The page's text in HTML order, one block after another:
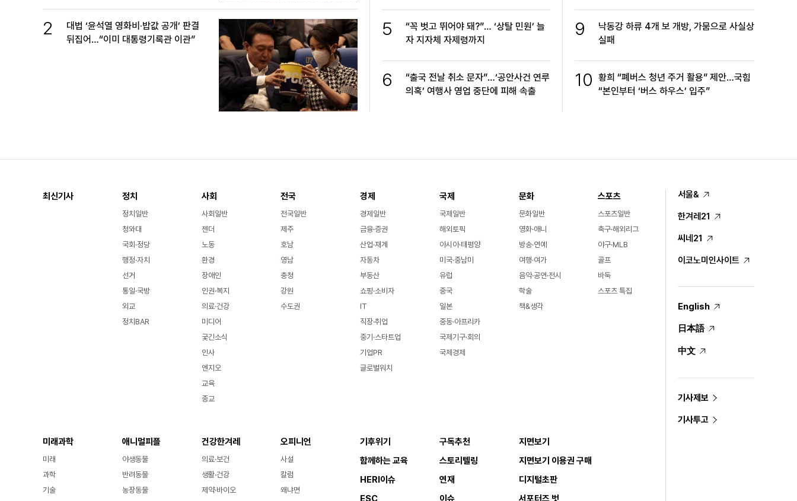
2
대법 ‘윤석열 영화비·밥값 공개’ 판결
뒤집어…“이미 대통령기록관 이관”
5
“꼭 벗고 뛰어야 돼?”… ‘상탈 민원’ 늘
자 지자체 자제령까지
6
“출국 전날 취소 문자”…‘공안사건 연루
의혹’ 여행사 영업 중단에 피해 속출
9
낙동강 하류 4개 보 개방, 가뭄으로 사실상
실패
10 황희 “폐버스 청년 주거 활용” 제안…국힘
“본인부터 ‘버스 하우스’ 입주”
최신기사 정치
정치일반
청와대
국회·정당
행정·자치
선거
통일·국방
외교
정치BAR
사회
사회일반
젠더
노동
환경
장애인
인권·복지
의료·건강
미디어
궂긴소식
인사
엔지오
교육
종교
전국
전국일반
제주
호남
영남
충청
강원
수도권
경제
경제일반
금융·증권
산업·재계
자동차
부동산
쇼핑·소비자
IT
직장·취업
중기·스타트업
기업PR
글로벌워치
국제
국제일반
해외토픽
아시아·태평양
미국·중남미
유럽
중국
일본
중동·아프리카
국제기구·회의
국제경제
문화
문화일반
영화·애니
방송·연예
여행·여가
음악·공연·전시
학술
책&생각
스포츠
스포츠일반
축구·해외리그
야구·MLB
골프
바둑
스포츠 특집
미래과학
미래
과학
기술
애니멀피플
야생동물
반려동물
농장동물
건강한겨레
의료·보건
생활·건강
제약·바이오
오피니언
사설
칼럼
왜냐면
기후위기
함께하는 교육
HERI이슈
ESC
구독추천
스토리텔링
연재
이슈
지면보기
지면보기 이용권 구매
디지털초판
서포터즈 벗
서울&
한겨레21
씨네21
이코노미인사이트
English
日本語
中文
기사제보
기사투고